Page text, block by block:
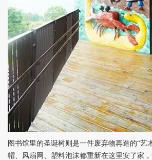
图书馆里的圣诞树则是一件废弃物再造的“艺
帽、风扇网、塑料泡沫都重新在这里安了家